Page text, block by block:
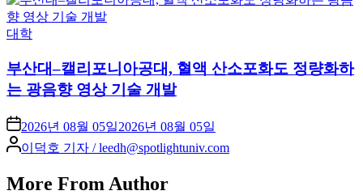
Posted
대학
부산대–캘리포니아공대, 혈액 산소포화도 정량화하
는 광음향 영상 기술 개발
2026년 08월 05일2026년 08월 05일
Posted
by
이덕호 기자 / leedh@spotlightuniv.com
More From Author